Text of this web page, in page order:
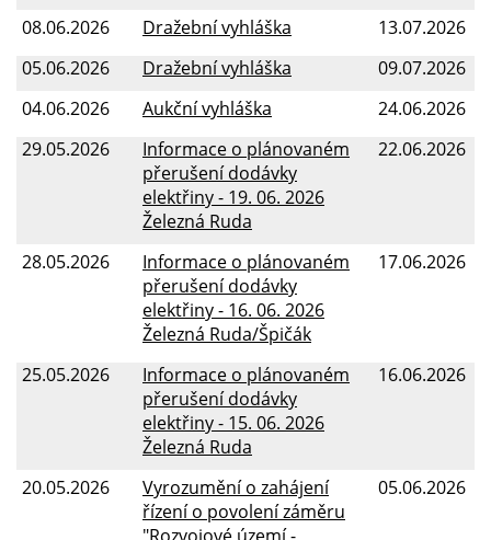
08.06.2026
13.07.2026
Dražební vyhláška
05.06.2026
09.07.2026
Dražební vyhláška
04.06.2026
24.06.2026
Aukční vyhláška
29.05.2026
22.06.2026
Informace o plánovaném
přerušení dodávky
elektřiny - 19. 06. 2026
Železná Ruda
28.05.2026
17.06.2026
Informace o plánovaném
přerušení dodávky
elektřiny - 16. 06. 2026
Železná Ruda/Špičák
25.05.2026
16.06.2026
Informace o plánovaném
přerušení dodávky
elektřiny - 15. 06. 2026
Železná Ruda
20.05.2026
05.06.2026
Vyrozumění o zahájení
řízení o povolení záměru